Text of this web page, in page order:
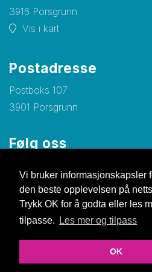
Vi bruker informasjonskapsler
den beste opplevelsen på
Trykk OK for å godta eller les
tilpasse.
Les mer og tilpass
OK
3916 Porsgrunn
Vis i kart
Postadresse
Postboks 107
3901 Porsgrunn
Følg oss